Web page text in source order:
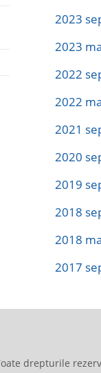
2023
2023
2022
2022
2021
2020
2019
2018
2018
2017
drepturile